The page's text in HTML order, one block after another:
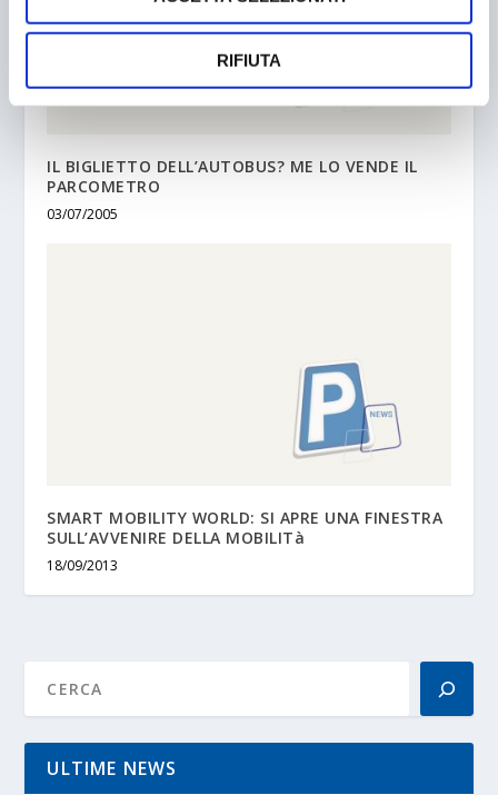
RIFIUTA
IL BIGLIETTO DELL’AUTOBUS? ME LO VENDE IL
PARCOMETRO
03/07/2005
SMART MOBILITY WORLD: SI APRE UNA FINESTRA
SULL’AVVENIRE DELLA MOBILITà
18/09/2013
ULTIME NEWS